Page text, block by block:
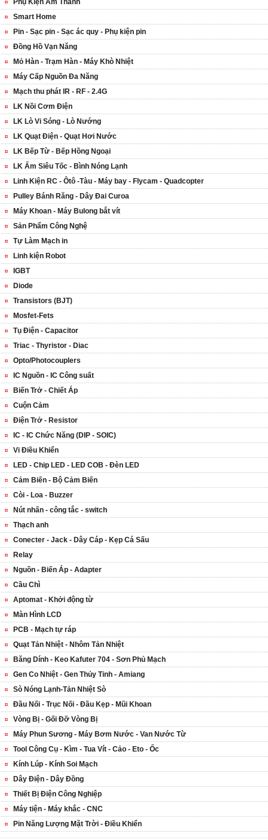
Smart Home
Pin - Sạc pin - Sạc ác quy - Phụ kiện pin
Đồng Hồ Vạn Năng
Mỏ Hàn - Trạm Hàn - Máy Khò Nhiệt
Máy Cấp Nguồn Đa Năng
Mạch thu phát IR - RF - 2.4G
LK Nồi Cơm Điện
LK Lò Vi Sóng - Lò Nướng
LK Quạt Điện - Quạt Hơi Nước
LK Bếp Từ - Bếp Hồng Ngoại
LK Ấm Siêu Tốc - Bình Nóng Lạnh
Linh Kiện RC - Ôtô -Tàu - Máy bay - Flycam - Quadcopter
Pulley Bánh Răng - Dây Đai Curoa
Máy Khoan - Máy Bulong bắt vít
Sản Phẩm Công Nghệ
Tự Làm Mạch in
Linh kiện Robot
IGBT
Diode
Transistors (BJT)
Mosfet-Fets
Tụ Điện - Capacitor
Triac - Thyristor - Diac
Opto/Photocouplers
IC Nguồn - IC Công suất
Biến Trở - Chiết Áp
Cuộn Cảm
Điện Trở - Resistor
IC - IC Chức Năng (DIP - SOIC)
Vi Điều Khiển
LED - Chip LED - LED COB - Đèn LED
Cảm Biến - Bộ Cảm Biến
Còi - Loa - Buzzer
Nút nhấn - công tắc - switch
Thạch anh
Conecter - Jack - Dây Cáp - Kẹp Cá Sấu
Relay
Nguồn - Biến Áp - Adapter
Cầu Chì
Aptomat - Khởi động từ
Màn Hình LCD
PCB - Mạch tự ráp
Quạt Tản Nhiệt - Nhôm Tản Nhiệt
Băng Dính - Keo Kafuter 704 - Sơn Phủ Mạch
Gen Co Nhiệt - Gen Thủy Tinh - Amiang
Sò Nóng Lạnh-Tản Nhiệt Sò
Đầu Nối - Trục Nối - Đầu Kẹp - Mũi Khoan
Vòng Bị - Gối Đỡ Vòng Bị
Máy Phun Sương - Máy Bơm Nước - Van Nước Từ
Tool Công Cụ - Kìm - Tua Vít - Cảo - Eto - Ốc
Kính Lúp - Kính Soi Mạch
Dây Điện - Dây Đồng
Thiết Bị Điện Công Nghiệp
Máy tiện - Máy khắc - CNC
Pin Năng Lượng Mặt Trời - Điều Khiển